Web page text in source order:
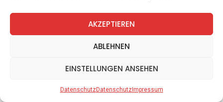
AKZEPTIEREN
ABLEHNEN
EINSTELLUNGEN ANSEHEN
DatenschutzDatenschutzImpressum